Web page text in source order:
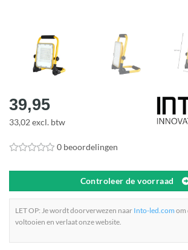
39,95
33,02 excl. btw
0 beoordelingen
Controleer de voorraad
LET OP: Je wordt doorverwezen naar Into-led.com om
voltooien en verlaat onze website.